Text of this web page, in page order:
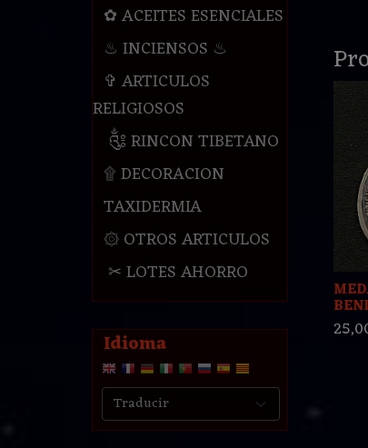
✿ ACEITES ESENCIALES
♨ INCIENSOS ♨
✞ ARTICULOS
RELIGIOSOS
༃ RINCON TIBETANO
۩ DECORACION
TAXIDERMIA
۞ OTROS ARTICULOS
✂ LOTES AHORRO
Idioma